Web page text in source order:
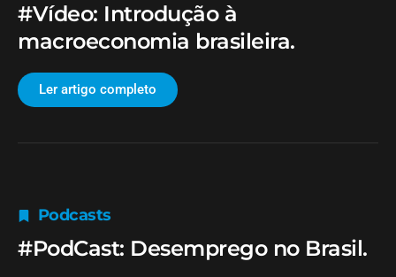
#Vídeo: Introdução à
macroeconomia brasileira.
Ler artigo completo
Podcasts
#PodCast: Desemprego no Brasil.